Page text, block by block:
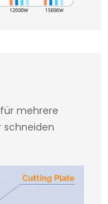
mehrere
schneiden